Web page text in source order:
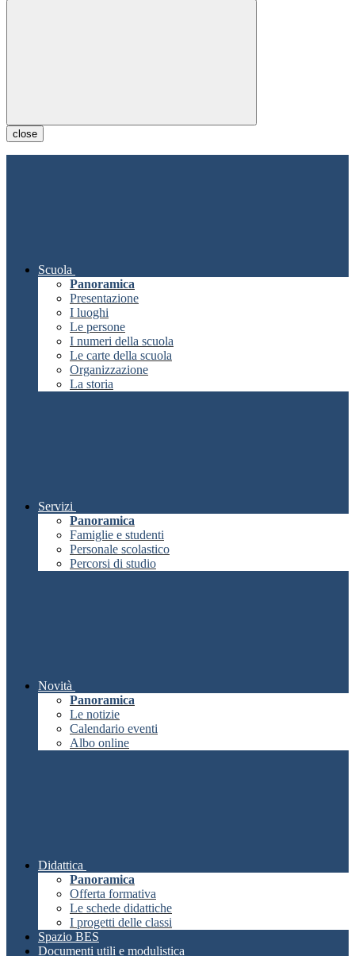
close
Scuola
Panoramica
Presentazione
I luoghi
Le persone
I numeri della scuola
Le carte della scuola
Organizzazione
La storia
Servizi
Panoramica
Famiglie e studenti
Personale scolastico
Percorsi di studio
Novità
Panoramica
Le notizie
Calendario eventi
Albo online
Didattica
Panoramica
Offerta formativa
Le schede didattiche
I progetti delle classi
Spazio BES
Documenti utili e modulistica